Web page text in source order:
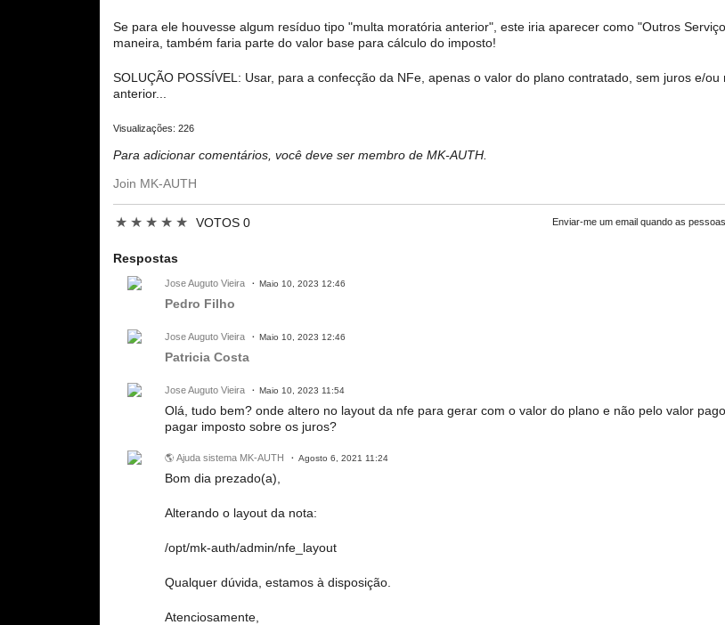
Se para ele houvesse algum resíduo tipo "multa moratória anterior", este iria aparecer como "Outros
maneira, também faria parte do valor base para cálculo do imposto!
SOLUÇÃO POSSÍVEL: Usar, para a confecção da NFe, apenas o valor do plano contratado, sem juros e/ou
anterior...
Visualizações: 226
Para adicionar comentários, você deve ser membro de MK-AUTH.
Join MK-AUTH
★ ★ ★ ★ ★ VOTOS 0 Enviar-me um email quando as
Respostas
Jose Auguto Vieira Maio 10, 2023 12:46
Pedro Filho
Jose Auguto Vieira Maio 10, 2023 12:46
Patricia Costa
Jose Auguto Vieira Maio 10, 2023 11:54
Olá, tudo bem? onde altero no layout da nfe para gerar com o valor do plano e não pelo valor
pagar imposto sobre os juros?
🌎 Ajuda sistema MK-AUTH Agosto 6, 2021 11:24
Bom dia prezado(a),
Alterando o layout da nota:
/opt/mk-auth/admin/nfe_layout
Qualquer dúvida, estamos à disposição.
Atenciosamente,